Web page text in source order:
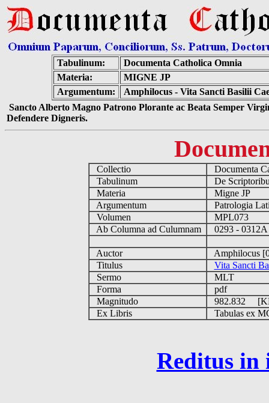
Tabulinum:
Documenta Catholica Omnia
Materia:
MIGNE JP
Argumentum:
Amphilocus - Vita Sancti Basilii
Sancto Alberto Magno Patrono Plorante ac Beata Semper
Defendere Digneris.
Collectio
Documenta
Tabulinum
De
Materia
Migne JP
Argumentum
Patrologia
Volumen
MPL073
Ab Columna ad Culumnam
0293 -
Auctor
Amphilocus
Titulus
Vita Sancti
Sermo
MLT
Forma
pdf
Magnitudo
982.832
Ex Libris
Tabulas ex
Reditus in